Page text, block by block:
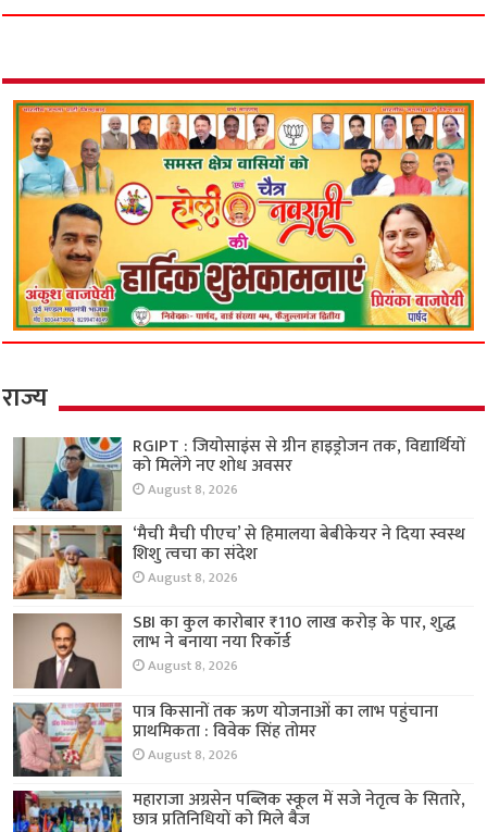
राज्य
RGIPT : जियोसाइंस से ग्रीन हाइड्रोजन तक, विद्यार्थियों
को मिलेंगे नए शोध अवसर
August 8, 2026
‘मैची मैची पीएच’ से हिमालया बेबीकेयर ने दिया स्वस्थ
शिशु त्वचा का संदेश
August 8, 2026
SBI का कुल कारोबार ₹110 लाख करोड़ के पार, शुद्ध
लाभ ने बनाया नया रिकॉर्ड
August 8, 2026
पात्र किसानों तक ऋण योजनाओं का लाभ पहुंचाना
प्राथमिकता : विवेक सिंह तोमर
August 8, 2026
महाराजा अग्रसेन पब्लिक स्कूल में सजे नेतृत्व के सितारे,
छात्र प्रतिनिधियों को मिले बैज